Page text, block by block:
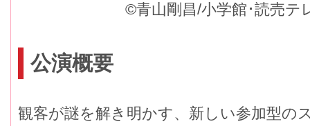
©青山剛昌/小学館･読売テ
公演概要
観客が謎を解き明かす、新しい参加型の